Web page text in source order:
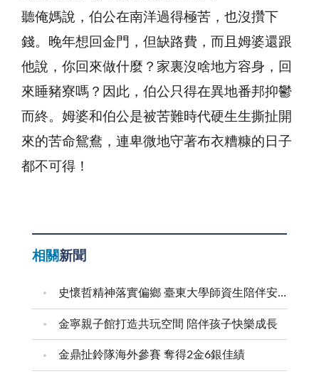
聽俺媽說，伯公在南洋過得極苦，也沒攢下
錢。晚年想回金門，但缺路費，而且姆婆還跟
他說，你回來做什麼？家裏沒啥地方容身，回
來睡豬寮嗎？因此，伯公只得在異地番邦抑鬱
而終。姆婆和伯公是被苦難時代硬生生撕扯開
來的苦命鴛鴦，連卑微地守著布衣糟糠的日子
都不可得！
相關新聞
史懷哲精神落實偏鄉 臺東大學師資生陪伴安瀾學子成長
金寧親子館打造共玩空間 陪伴孩子快樂成長
金鼎扯鈴隊海外參賽 奪得2金6銀佳績